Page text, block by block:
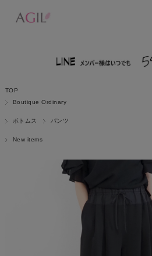
TOP
Boutique Ordinary
ボトムス パンツ
New items